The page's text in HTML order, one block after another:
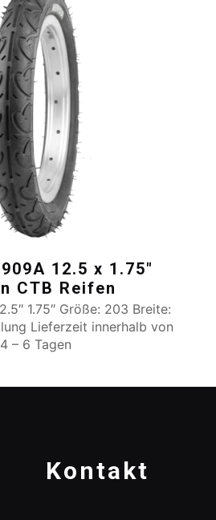
909A 12.5 x 1.75″
CTB Reifen
1.75″ Größe: 203 Breite:
Lieferzeit innerhalb von
4 – 6 Tagen
Kontakt